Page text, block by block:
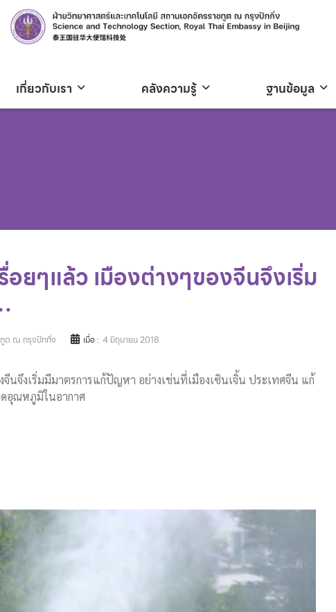
เกี่ยวกับเรา คลังความรู้ ฐานข้อมูล
อยๆแล้ว เมืองต่างๆของจีนจึงเริ่ม
ทูต ณ กรุงปักกิ่ง เมื่อ : 4 มิถุนายน 2018
นจึงเริ่มมีมาตรการแก้ปัญหา อย่างเช่นที่เมืองเซินเจิ้น ประเทศจีน แก้
อุณหภูมิในอากาศ